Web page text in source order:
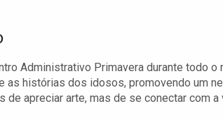
Administrativo Primavera durante todo
as histórias dos idosos, promovendo um
apreciar arte, mas de se conectar com